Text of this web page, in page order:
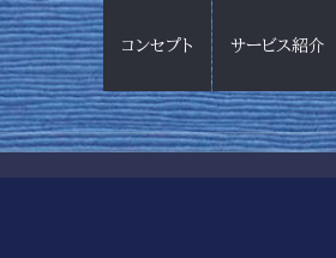
コンセプト サービス紹介